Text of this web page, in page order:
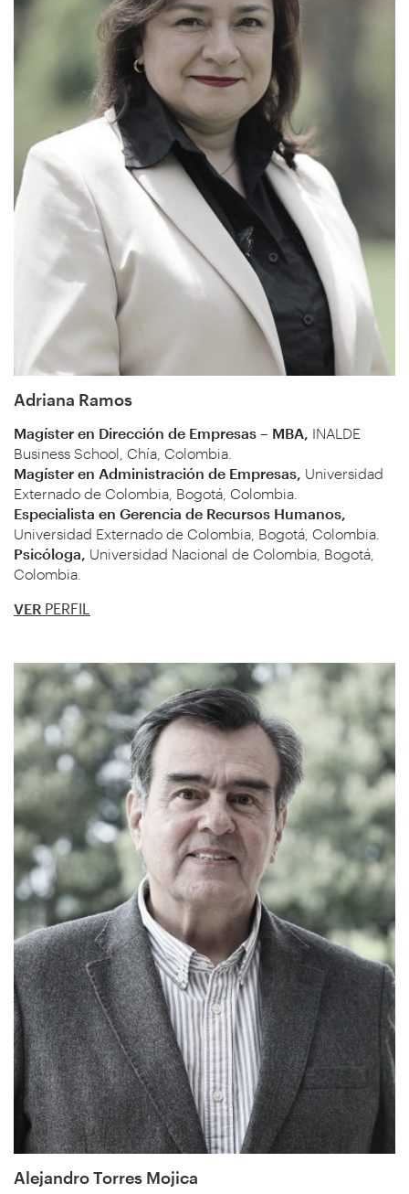
Adriana Ramos
Magíster en Dirección de Empresas – MBA, INALDE
Business School, Chía, Colombia.
Magíster en Administración de Empresas, Universidad
Externado de Colombia, Bogotá, Colombia.
Especialista en Gerencia de Recursos Humanos,
Universidad Externado de Colombia, Bogotá, Colombia.
Psicóloga, Universidad Nacional de Colombia, Bogotá,
Colombia.
VER PERFIL
Alejandro Torres Mojica